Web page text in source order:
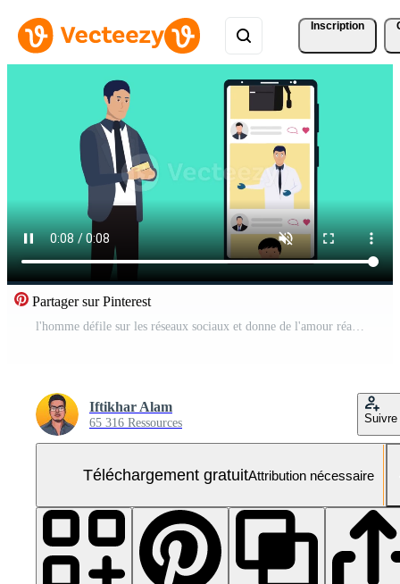
Inscription
Partager sur Pinterest
l'homme défile sur les réseaux sociaux et donne de l'amour réagit aux messages d'animation 4k. animation de personnage plat masculin avec un smartphone à portée de main. concept de réseautage de médias sociaux avec une séquence de téléphone portable 4k. Vidéo Gratuite
Iftikhar Alam
65 316 Ressources Suivre
Téléchargement gratuitAttribution nécessaire